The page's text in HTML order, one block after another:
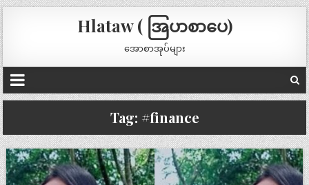
Hlataw ( အြပာစာပေ)
အောစာအုပ်များ
Tag: #finance